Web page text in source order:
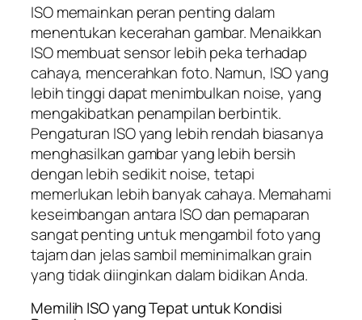
ISO memainkan peran penting dalam
menentukan kecerahan gambar. Menaikkan
ISO membuat sensor lebih peka terhadap
cahaya, mencerahkan foto. Namun, ISO yang
lebih tinggi dapat menimbulkan noise, yang
mengakibatkan penampilan berbintik.
Pengaturan ISO yang lebih rendah biasanya
menghasilkan gambar yang lebih bersih
dengan lebih sedikit noise, tetapi
memerlukan lebih banyak cahaya. Memahami
keseimbangan antara ISO dan pemaparan
sangat penting untuk mengambil foto yang
tajam dan jelas sambil meminimalkan grain
yang tidak diinginkan dalam bidikan Anda.
Memilih ISO yang Tepat untuk Kondisi